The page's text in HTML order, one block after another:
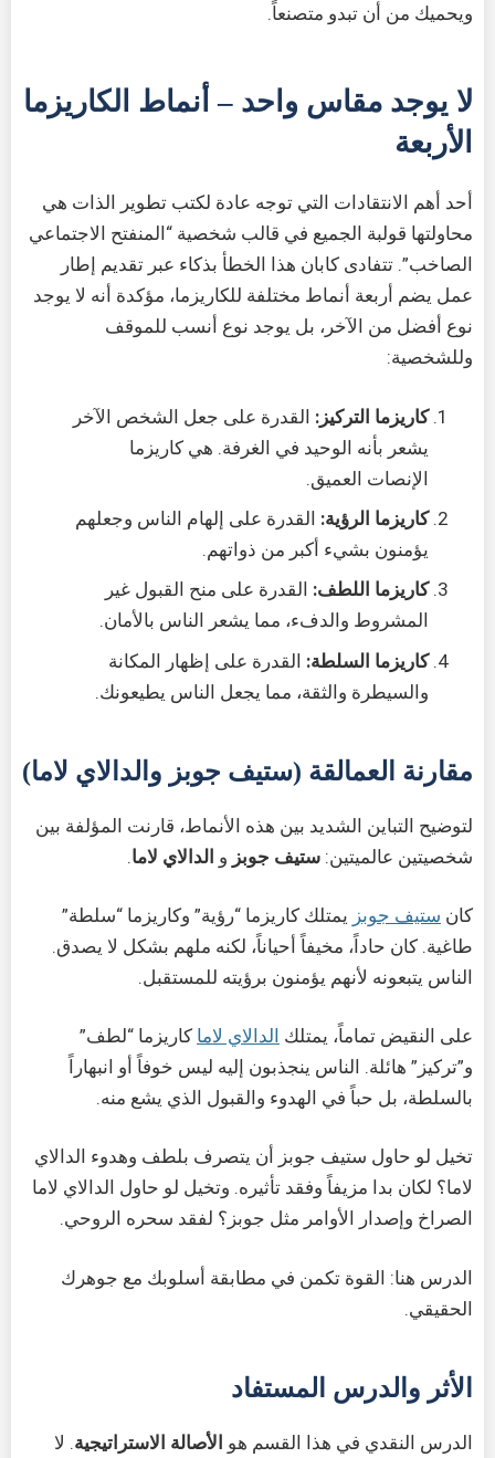
ويحميك من أن تبدو متصنعاً.
لا يوجد مقاس واحد – أنماط الكاريزما
الأربعة
أحد أهم الانتقادات التي توجه عادة لكتب تطوير الذات هي
محاولتها قولبة الجميع في قالب شخصية “المنفتح الاجتماعي
الصاخب”. تتفادى كابان هذا الخطأ بذكاء عبر تقديم إطار
عمل يضم أربعة أنماط مختلفة للكاريزما، مؤكدة أنه لا يوجد
نوع أفضل من الآخر، بل يوجد نوع أنسب للموقف
وللشخصية:
كاريزما التركيز: القدرة على جعل الشخص الآخر
يشعر بأنه الوحيد في الغرفة. هي كاريزما
الإنصات العميق.
كاريزما الرؤية: القدرة على إلهام الناس وجعلهم
يؤمنون بشيء أكبر من ذواتهم.
كاريزما اللطف: القدرة على منح القبول غير
المشروط والدفء، مما يشعر الناس بالأمان.
كاريزما السلطة: القدرة على إظهار المكانة
والسيطرة والثقة، مما يجعل الناس يطيعونك.
مقارنة العمالقة (ستيف جوبز والدالاي لاما)
لتوضيح التباين الشديد بين هذه الأنماط، قارنت المؤلفة بين
شخصيتين عالميتين: ستيف جوبز و الدالاي لاما.
كان ستيف جوبز يمتلك كاريزما “رؤية” وكاريزما “سلطة”
طاغية. كان حاداً، مخيفاً أحياناً، لكنه ملهم بشكل لا يصدق.
الناس يتبعونه لأنهم يؤمنون برؤيته للمستقبل.
على النقيض تماماً، يمتلك الدالاي لاما كاريزما “لطف”
و”تركيز” هائلة. الناس ينجذبون إليه ليس خوفاً أو انبهاراً
بالسلطة، بل حباً في الهدوء والقبول الذي يشع منه.
تخيل لو حاول ستيف جوبز أن يتصرف بلطف وهدوء الدالاي
لاما؟ لكان بدا مزيفاً وفقد تأثيره. وتخيل لو حاول الدالاي لاما
الصراخ وإصدار الأوامر مثل جوبز؟ لفقد سحره الروحي.
الدرس هنا: القوة تكمن في مطابقة أسلوبك مع جوهرك
الحقيقي.
الأثر والدرس المستفاد
الدرس النقدي في هذا القسم هو الأصالة الاستراتيجية. لا